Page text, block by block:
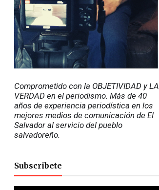
Comprometido con la OBJETIVIDAD y LA
VERDAD en el periodismo. Más de 40
años de experiencia periodística en los
mejores medios de comunicación de El
Salvador al servicio del pueblo
salvadoreño.
Subscribete